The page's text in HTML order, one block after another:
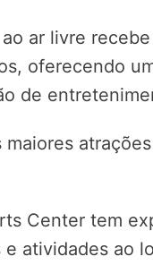
ar livre
oferecendo
de
maiores
Center tem
e atividades ao